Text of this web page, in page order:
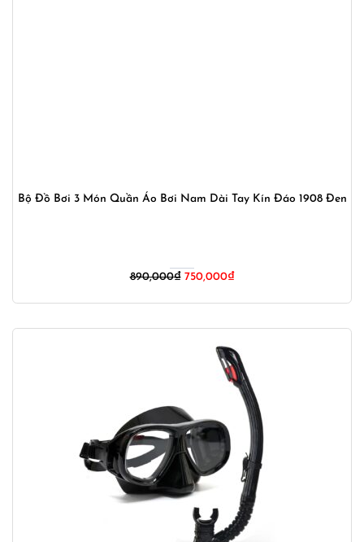
Bộ Đồ Bơi 3 Món Quần Áo Bơi Nam Dài Tay Kín Đáo 1908 Đen
890,000₫ 750,000₫